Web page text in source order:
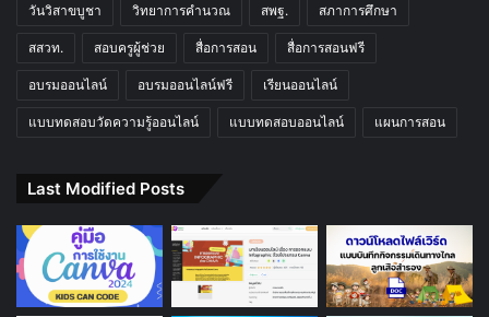
วันวิสาขบูชา วิทยาการคำนวณ สพฐ. สภาการศึกษา
สสวท. สอบครูผู้ช่วย สื่อการสอน สื่อการสอนฟรี
อบรมออนไลน์ อบรมออนไลน์ฟรี เรียนออนไลน์
แบบทดสอบวัดความรู้ออนไลน์ แบบทดสอบออนไลน์ แผนการสอน
Last Modified Posts